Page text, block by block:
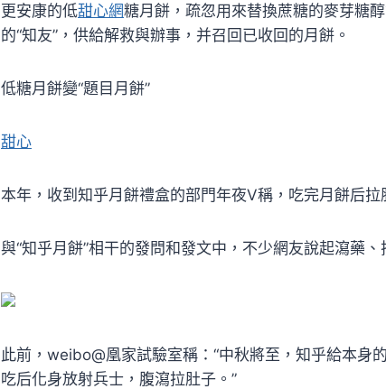
更安康的低甜心網糖月餅，疏忽用來替換蔗糖的麥芽糖
的“知友”，供給解救與辦事，并召回已收回的月餅。
低糖月餅變“題目月餅”
甜心
本年，收到知乎月餅禮盒的部門年夜V稱，吃完月餅后拉
與“知乎月餅”相干的發問和發文中，不少網友說起瀉藥、
此前，weibo@凰家試驗室稱：“中秋將至，知乎給本身
吃后化身放射兵士，腹瀉拉肚子。”